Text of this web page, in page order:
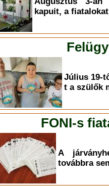
kapuit, a
Július 19-
t a szülők
FONI-s
A
továbbra